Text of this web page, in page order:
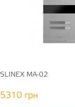
SLINEX MA-02
5310 грн